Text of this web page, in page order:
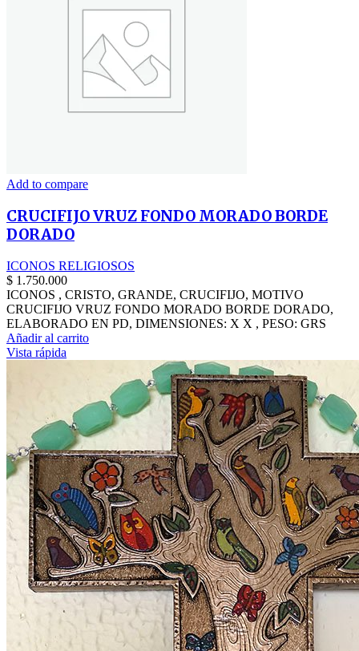
Add to compare
CRUCIFIJO VRUZ FONDO MORADO BORDE
DORADO
ICONOS RELIGIOSOS
$ 1.750.000
ICONOS , CRISTO, GRANDE, CRUCIFIJO, MOTIVO
CRUCIFIJO VRUZ FONDO MORADO BORDE DORADO,
ELABORADO EN PD, DIMENSIONES: X X , PESO: GRS
Añadir al carrito
Vista rápida